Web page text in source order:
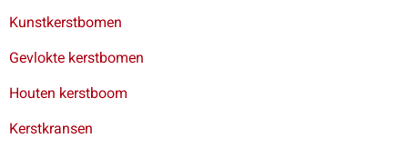
Kunstkerstbomen
Gevlokte kerstbomen
Houten kerstboom
Kerstkransen